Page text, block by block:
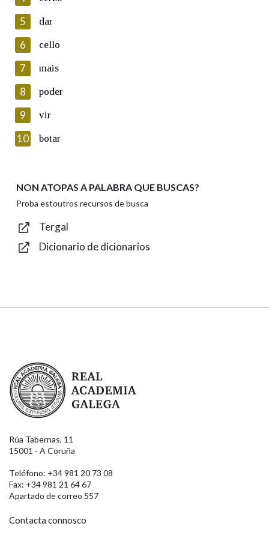
Lin e acepto as condicións da política de
Introduce o código que aparece na imaxe:
Texto de verificación
Enviar
5 dar
6 cello
7 mais
8 poder
9 vir
10 botar
NON ATOPAS A PALABRA QUE BUSCAS?
Proba estoutros recursos de busca
Tergal
Dicionario de dicionarios
Real Academia Galega
Rúa Tabernas, 11
15001 - A Coruña
Teléfono: +34 981 20 73 08
Fax: +34 981 21 64 67
Apartado de correo 557
Contacta connosco